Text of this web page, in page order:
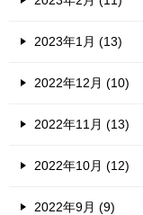
2023年1月 (13)
2022年12月 (10)
2022年11月 (13)
2022年10月 (12)
2022年9月 (9)